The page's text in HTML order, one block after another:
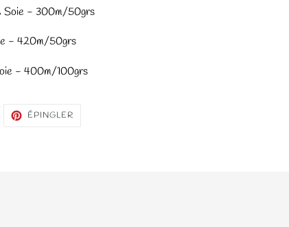
Soie - 300m/50grs
- 420m/50grs
- 400m/100grs
ÉPINGLER